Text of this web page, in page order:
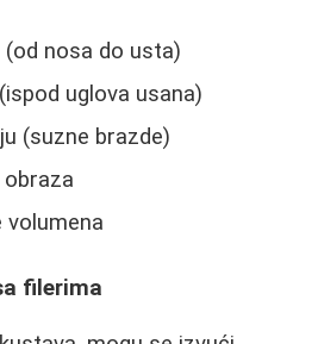
nosa do usta)
uglova usana)
(suzne brazde)
volumena
filerima